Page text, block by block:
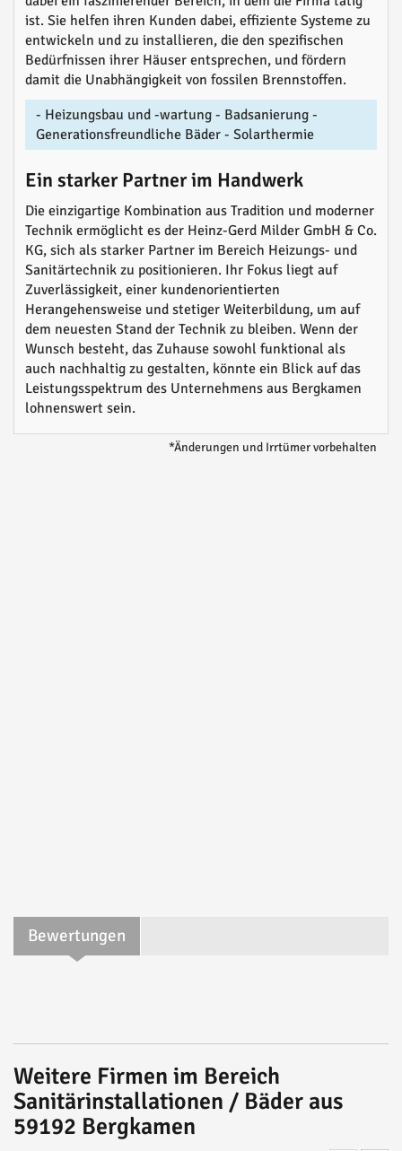
ist. Sie helfen ihren Kunden dabei, effiziente Systeme zu
entwickeln und zu installieren, die den spezifischen
Bedürfnissen ihrer Häuser entsprechen, und fördern
damit die Unabhängigkeit von fossilen Brennstoffen.
- Heizungsbau und -wartung - Badsanierung -
Generationsfreundliche Bäder - Solarthermie
Ein starker Partner im Handwerk
Die einzigartige Kombination aus Tradition und moderner
Technik ermöglicht es der Heinz-Gerd Milder GmbH & Co.
KG, sich als starker Partner im Bereich Heizungs- und
Sanitärtechnik zu positionieren. Ihr Fokus liegt auf
Zuverlässigkeit, einer kundenorientierten
Herangehensweise und stetiger Weiterbildung, um auf
dem neuesten Stand der Technik zu bleiben. Wenn der
Wunsch besteht, das Zuhause sowohl funktional als
auch nachhaltig zu gestalten, könnte ein Blick auf das
Leistungsspektrum des Unternehmens aus Bergkamen
lohnenswert sein.
*Änderungen und Irrtümer vorbehalten
Bewertungen
Weitere Firmen im Bereich
Sanitärinstallationen / Bäder aus
59192 Bergkamen